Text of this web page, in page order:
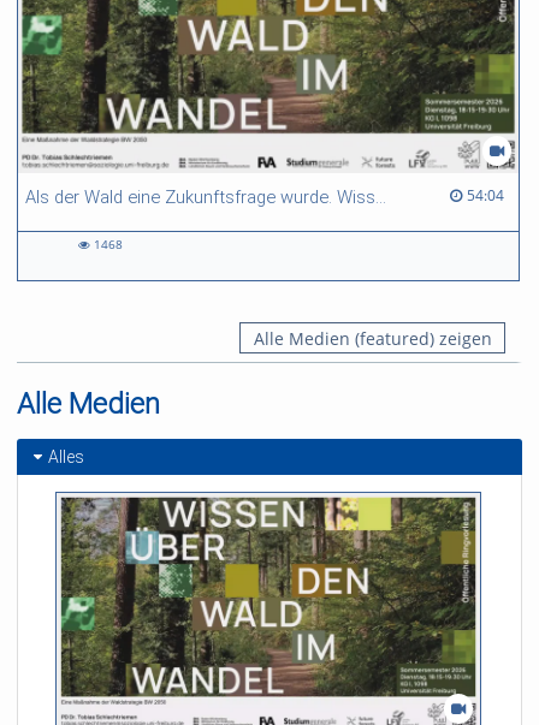
Als der Wald eine Zukunftsfrage wurde. Wissen, Prognosen und Emotionen in der Waldsterbensdebatte der 1980er 54:04
54:04 duration
1468
views
Alle Medien (featured) zeigen
Alle Medien
Alles